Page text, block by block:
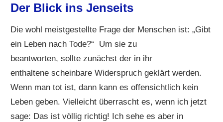
Der Blick ins Jenseits
Die wohl meistgestellte Frage der Menschen ist: „Gibt
ein Leben nach Tode?“ Um sie zu
beantworten, sollte zunächst der in ihr
enthaltene scheinbare Widerspruch geklärt werden.
Wenn man tot ist, dann kann es offensichtlich kein
Leben geben. Vielleicht überrascht es, wenn ich jetzt
sage: Das ist völlig richtig! Ich sehe es aber in